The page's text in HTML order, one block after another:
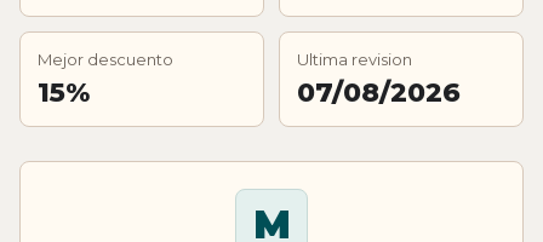
Mejor descuento
15%
Ultima revision
07/08/2026
M